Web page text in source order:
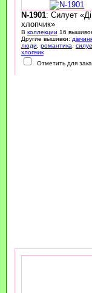
N-1901: Силует
хлопчик»
В коллекции 16
Другие вышивки:
люди
романтика
хлопчик
Отметить для